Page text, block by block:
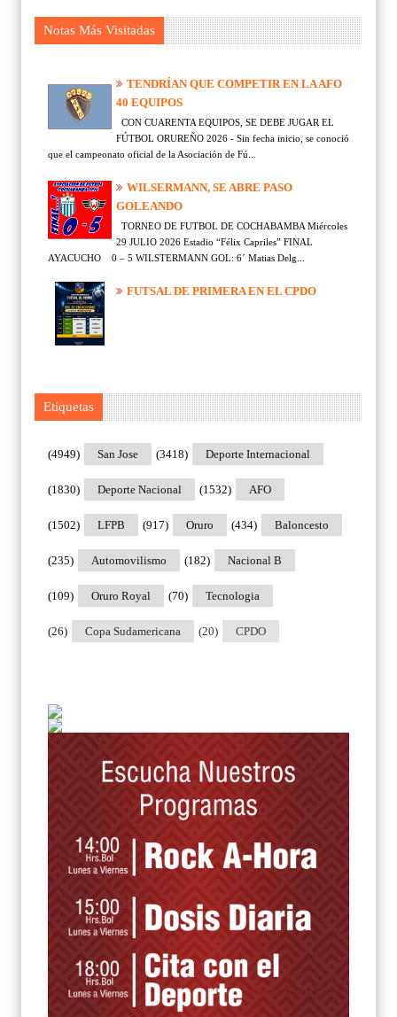
Notas Más Visitadas
TENDRÍAN QUE COMPETIR EN LA AFO
40 EQUIPOS
CON CUARENTA EQUIPOS, SE DEBE JUGAR EL
FÚTBOL ORUREÑO 2026 - Sin fecha inicio, se conoció
que el campeonato oficial de la Asociación de Fú...
WILSERMANN, SE ABRE PASO
GOLEANDO
TORNEO DE FUTBOL DE COCHABAMBA Miércoles
29 JULIO 2026 Estadio “Félix Capriles” FINAL
AYACUCHO 0 – 5 WILSTERMANN GOL: 6´ Matias Delg...
FUTSAL DE PRIMERA EN EL CPDO
Etiquetas
San Jose
(4949) Deporte Internacional
(3418)
Deporte Nacional
(1830) AFO
(1532)
LFPB
(1502) Oruro
(917) Baloncesto
(434)
Automovilismo
(235) Nacional B
(182)
Oruro Royal
(109) Tecnologia
(70)
Copa Sudamericana
(26) CPDO
(20)